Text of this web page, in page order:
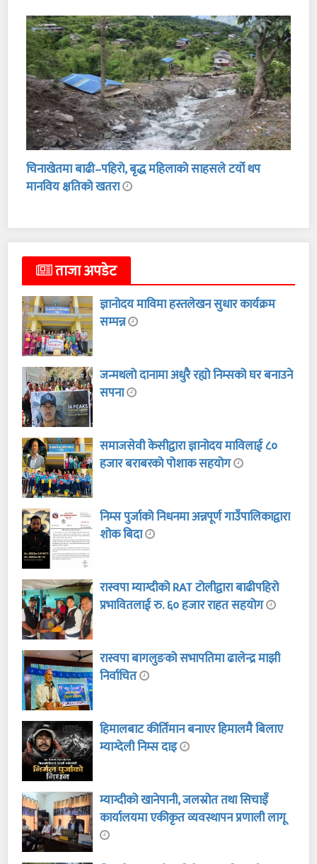
चिनाखेतमा बाढी–पहिरो, बृद्ध महिलाको साहसले टर्यो थप
मानविय क्षतिको खतरा
ताजा अपडेट
ज्ञानोदय माविमा हस्तलेखन सुधार कार्यक्रम
सम्पन्न
जन्मथलो दानामा अधुरै रह्यो निम्सको घर बनाउने
सपना
समाजसेवी केसीद्वारा ज्ञानोदय माविलाई ८०
हजार बराबरको पोशाक सहयोग
निम्स पुर्जाको निधनमा अन्नपूर्ण गाउँपालिकाद्वारा
शोक बिदा
रास्वपा म्याग्दीको RAT टोलीद्वारा बाढीपहिरो
प्रभावितलाई रु. ६० हजार राहत सहयोग
रास्वपा बागलुङको सभापतिमा ढालेन्द्र माझी
निर्वाचित
हिमालबाट कीर्तिमान बनाएर हिमालमै बिलाए
म्याग्देली निम्स दाइ
म्याग्दीको खानेपानी, जलस्रोत तथा सिचाइँ
कार्यालयमा एकीकृत व्यवस्थापन प्रणाली लागू